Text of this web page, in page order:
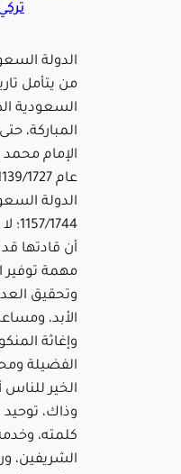
الدولة
من يتأمل
السعودية
المباركة،
الإمام
الدولة
أن قادتها
مهمة توفير
وتحقيق
الأبد،
وإغاثة
الفضيلة
الخير
وذاك، توحيد
كلمته،
الشريفين،